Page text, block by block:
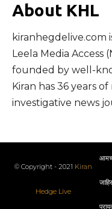
About KHL
kiranhegdelive.com
Leela Media Access
founded by well-
Kiran has 36 years
investigative news
© Copyright - 2021 Kiran
Hedge Live